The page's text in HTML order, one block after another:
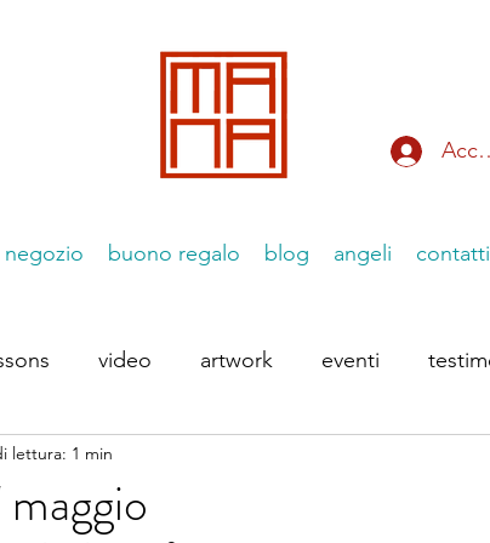
negozio buono regalo blog angeli contatti
video artwork eventi
le Essenziiali
lettura: 1 min